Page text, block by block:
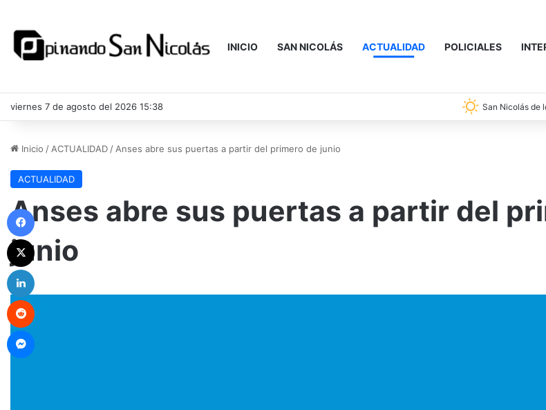
INICIO SAN NICOLÁS ACTUALIDAD POLICIALES
viernes 7 de agosto del 2026 15:38 San Nicolás de
Inicio / ACTUALIDAD / Anses abre sus puertas a partir del primero de junio
ACTUALIDAD
Anses abre sus puertas a partir del
junio
Facebook